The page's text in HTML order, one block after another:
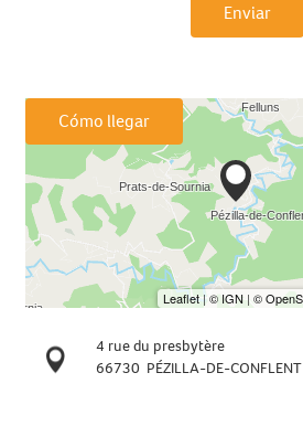
Enviar
Cómo llegar
4 rue du presbytère
66730 PÉZILLA-DE-CONFLENT